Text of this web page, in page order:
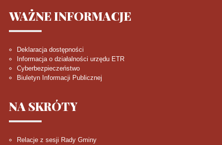
WAŻNEINFORMACJE
Deklaracja dostępności
Informacja o działalności urzędu ETR
Cyberbezpieczeństwo
Biuletyn Informacji Publicznej
NA SKRÓTY
Relacje z sesji Rady Gminy